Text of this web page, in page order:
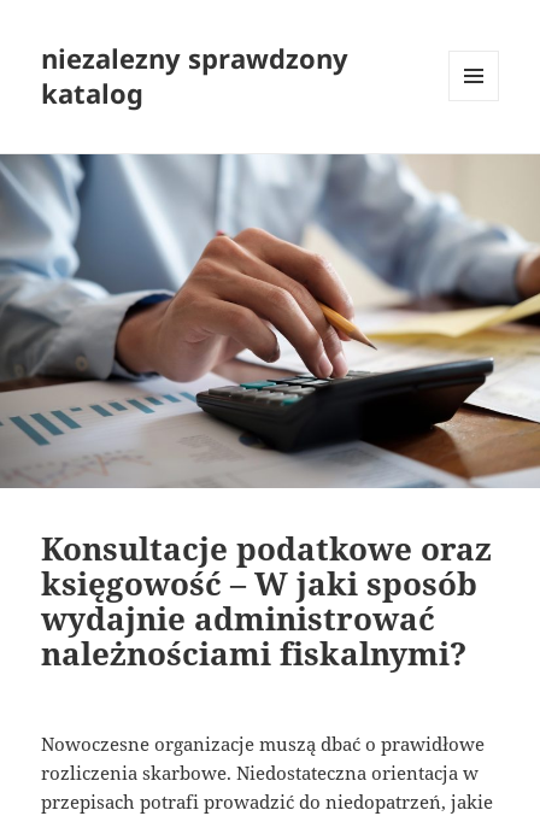
niezalezny sprawdzony
katalog
WIDGETY
Konsultacje podatkowe oraz
księgowość – W jaki sposób
wydajnie administrować
należnościami fiskalnymi?
Nowoczesne organizacje muszą dbać o prawidłowe
rozliczenia skarbowe. Niedostateczna orientacja w
przepisach potrafi prowadzić do niedopatrzeń, jakie